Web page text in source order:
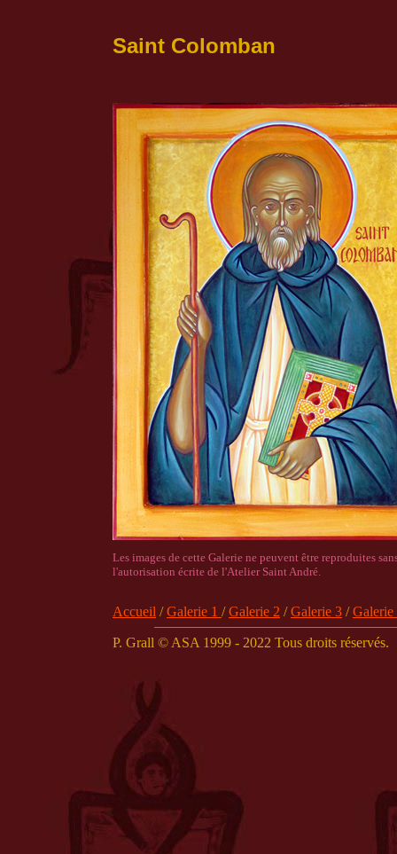
Saint Colomban
Les images de cette Galerie ne peuvent être reproduites
l'autorisation écrite de l'Atelier Saint André.
Accueil /Galerie 1 /Galerie 2 /Galerie 3 /Galerie
P. Grall © ASA 1999 - 2022 Tous droits réservés.